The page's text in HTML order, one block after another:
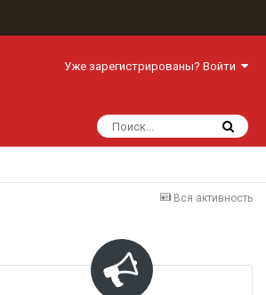
Уже зарегистрированы? Войти
Вся активность